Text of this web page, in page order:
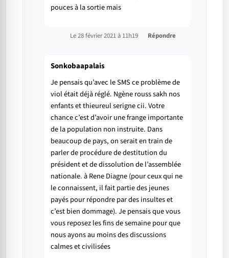
pouces à la sortie mais
Le 28 février 2021 à 11h19 Répondre
Sonkobaapalais
Je pensais qu’avec le SMS ce problème de
viol était déjà réglé. Ngène rouss sakh nos
enfants et thieureul serigne cii. Votre
chance c’est d’avoir une frange importante
de la population non instruite. Dans
beaucoup de pays, on serait en train de
parler de procédure de destitution du
président et de dissolution de l’assemblée
nationale. à Rene Diagne (pour ceux qui ne
le connaissent, il fait partie des jeunes
payés pour répondre par des insultes et
c’est bien dommage). Je pensais que vous
vous reposez les fins de semaine pour que
nous ayons au moins des discussions
calmes et civilisées